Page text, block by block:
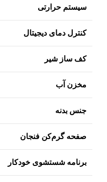
سیستم حرارتی
کنترل دمای دیجیتال
کف ساز شیر
مخزن آب
جنس بدنه
صفحه گرم‌کن فنجان
برنامه شستشوی خودکار